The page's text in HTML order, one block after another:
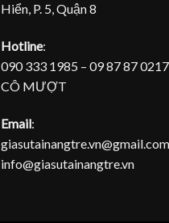
Hiển, P. 5, Quận 8
Hotline:
090 333 1985 – 09 87 87 0217
CÔ MƯỢT
Email:
giasutainangtre.vn@gmail.com,
info@giasutainangtre.vn